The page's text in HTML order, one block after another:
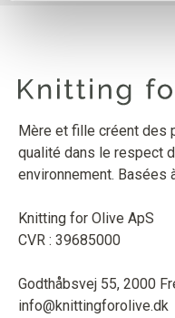
Mère et fille créent des
qualité dans le respect
environnement. Basées
Knitting for Olive ApS
CVR : 39685000
Godthåbsvej 55, 2000
info@knittingforolive.dk